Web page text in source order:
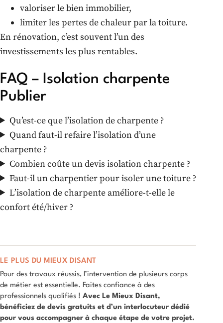
valoriser le bien immobilier,
limiter les pertes de chaleur par la toiture.
En rénovation, c’est souvent l’un des
investissements les plus rentables.
FAQ – Isolation charpente
Publier
Qu’est-ce que l’isolation de charpente ?
Quand faut-il refaire l’isolation d’une
charpente ?
Combien coûte un devis isolation charpente ?
Faut-il un charpentier pour isoler une toiture ?
L’isolation de charpente améliore-t-elle le
confort été/hiver ?
LE PLUS DU MIEUX DISANT
Pour des travaux réussis, l’intervention de plusieurs corps
de métier est essentielle. Faites confiance à des
professionnels qualifiés ! Avec Le Mieux Disant,
bénéficiez de devis gratuits et d’un interlocuteur dédié
pour vous accompagner à chaque étape de votre projet.